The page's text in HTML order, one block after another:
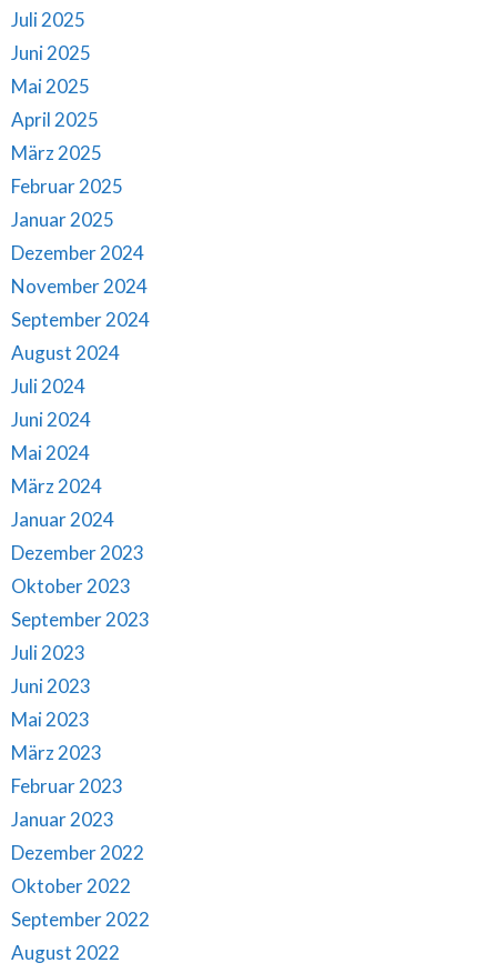
Juli 2025
Juni 2025
Mai 2025
April 2025
März 2025
Februar 2025
Januar 2025
Dezember 2024
November 2024
September 2024
August 2024
Juli 2024
Juni 2024
Mai 2024
März 2024
Januar 2024
Dezember 2023
Oktober 2023
September 2023
Juli 2023
Juni 2023
Mai 2023
März 2023
Februar 2023
Januar 2023
Dezember 2022
Oktober 2022
September 2022
August 2022